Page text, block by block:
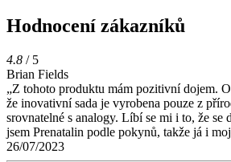
Hodnocení zákazníků
4.8 / 5
Brian Fields
„Z tohoto produktu mám pozitivní dojem.
že inovativní sada je vyrobena pouze z
srovnatelné s analogy. Líbí se mi i to, že se
jsem Prenatalin podle pokynů, takže já i
26/07/2023